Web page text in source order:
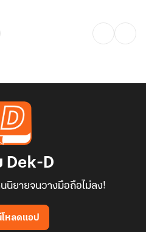
Dek-D
นิยายจนวางมือถือไม่ลง!
หลดแอป